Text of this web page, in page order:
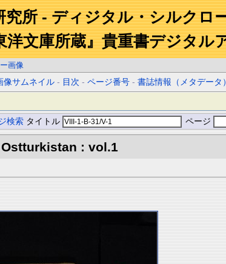
究所 - ディジタル・シルクロ
洋文庫所蔵』貴重書デジタル
画像
像サムネイル - 目次 -ページ番号 -書誌情報（メタデータ）
検索 タイトル ページ
: vol.1